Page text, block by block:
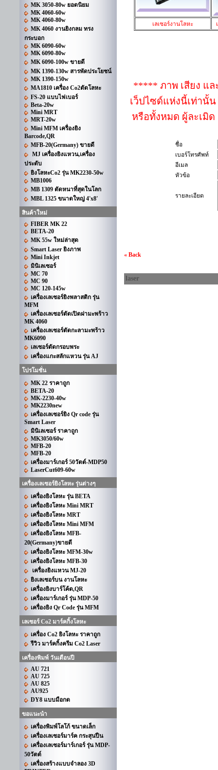
MK 3050-80w ยอดนิยม
MK 4060-60w
MK 4060-80w
MK 4060 งานยิงกลม ทรง
กระบอก
MK 6090-60w
MK 6090-80w
MK 6090-100w ขายดี
MK 1390-130w สารพัดประโยชน์
MK 1390-150w
MA1810 เครื่อง Co2ตัดโลหะ
FS-20 แบบไฟเบอร์
Beta-20w
Mini MRT
MRT-20w
Mini MFM เครื่องยิง
Barcode,QR
MFB-20(Germany) ขายดี
MJ เครื่องยิงแหวน,เครื่อง
ประดับ
ยิงโลหะCo2 รุ่น MK2230-50w
MB1006
MB 1309 ตัดหนาที่สุดในโลก
MBL 1325 ขนาดใหญ่ 4'x8'
สินค้าใหม่
FIBER MK 22
BETA-20
MK 55w ใหม่ล่าสุด
Smart Laser ยิงภาพ
Mini Inkjet
มินิเลเซอร์
MC 70
MC 90
MC 120-145w
เครื่องเลเซอร์ยิงพลาสติก รุ่น
MFM
เครื่องเลเซอร์ตัดเปิดฝามะพร้าว
MK 4060
เครื่องเลเซอร์ตัดกะลามะพร้าว
MK6090
เลเซอร์ตัดกรอบพระ
เครื่องแกะสลักแหวน รุ่น AJ
โปรโมชั่น
MK 22 ราคาถูก
BETA-20
MK-2230-40w
MK2230new
เครื่องเลเซอร์ยิง Qr code รุ่น
Smart Laser
มินิเลเซอร์ ราคาถูก
MK3050/60w
MFB-20
MFB-20
เครื่องมาร์เกอร์ 50วัตต์-MDP50
LaserCut609-60w
เครื่องเลเซอร์ยิงโลหะ รุ่นต่างๆ
เครื่องยิงโลหะ รุ่น BETA
เครื่องยิงโลหะ Mini MRT
เครื่องยิงโลหะ MRT
เครื่องยิงโลหะ Mini MFM
เครื่องยิงโลหะ MFB-
20(Germany)ขายดี
เครื่องยิงโลหะ MFM-30w
เครื่องยิงโลหะ MFB-30
เครื่องยิงแหวน MJ-20
ยิงเลเซอร์บน งานโลหะ
เครื่องยิงบาร์โค้ด,QR
เครื่องมาร์เกอร์ รุ่น MDP-50
เครื่องยิง Qr Code รุ่น MFM
เลเซอร์ Co2 มาร์คกิ้งโลหะ
เครื่อง Co2 ยิงโลหะ ราคาถูก
รีวิว มาร์คกิ้งครีม Co2 Laser
เครื่องพิมพ์ วันเดือนปี
AU 721
AU 725
AU 825
AU925
DY8 แบบมือกด
ขอแนะนำ
เครื่องพิมพ์โลโก้ ขนาดเล็ก
เครื่องเลเซอร์มาร์ค กระสุนปืน
เครื่องเลเซอร์มาร์เกอร์ รุ่น MDP-
50วัตต์
เครื่องสร้างแบบจำลอง 3D
เลเซอร์งานโลหะ
***** ภาพ เสียง แล
เว็ปไซด์แห่งนี้เท่านั้
หรือทั้งหมด ผู้ละเมิ
ชื่อ
เบอร์โทรศัพท์
อีเมล
หัวข้อ
รายละเอียด
« Back
laser